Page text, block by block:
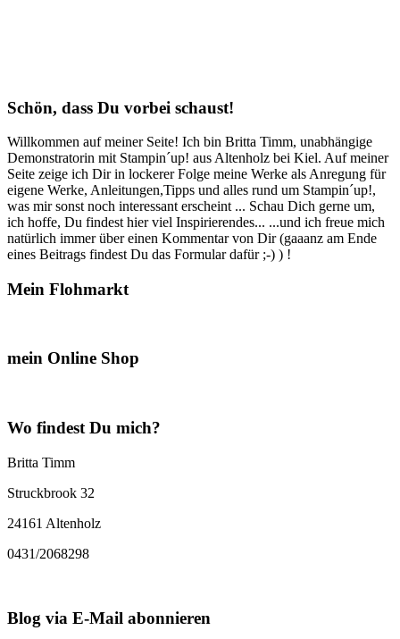
Schön, dass Du vorbei schaust!
Willkommen auf meiner Seite! Ich bin Britta Timm, unabhängige
Demonstratorin mit Stampin´up! aus Altenholz bei Kiel. Auf meiner
Seite zeige ich Dir in lockerer Folge meine Werke als Anregung für
eigene Werke, Anleitungen,Tipps und alles rund um Stampin´up!,
was mir sonst noch interessant erscheint ... Schau Dich gerne um,
ich hoffe, Du findest hier viel Inspirierendes... ...und ich freue mich
natürlich immer über einen Kommentar von Dir (gaaanz am Ende
eines Beitrags findest Du das Formular dafür ;-) ) !
Mein Flohmarkt
mein Online Shop
Wo findest Du mich?
Britta Timm
Struckbrook 32
24161 Altenholz
0431/2068298
Blog via E-Mail abonnieren